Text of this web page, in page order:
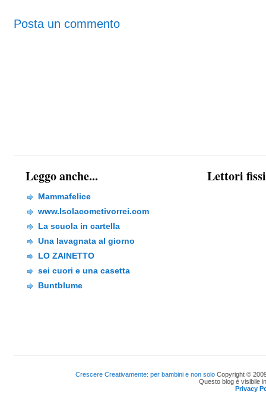
Posta un commento
Leggo anche...
Mammafelice
www.Isolacometivorrei.com
La scuola in cartella
Una lavagnata al giorno
LO ZAINETTO
sei cuori e una casetta
Buntblume
Lettori fissi
Crescere Creativamente: per bambini e non solo Copyright ©
Questo blog è visibile
Privacy